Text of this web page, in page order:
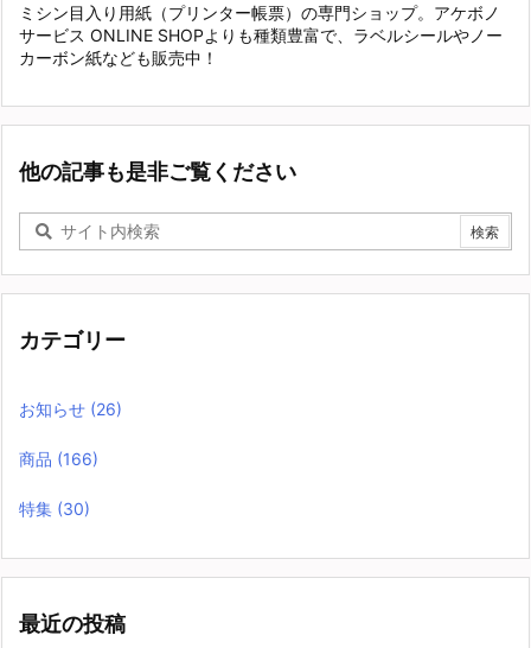
ミシン目入り用紙（プリンター帳票）の専門ショップ。アケボノ
サービス ONLINE SHOPよりも種類豊富で、ラベルシールやノー
カーボン紙なども販売中！
他の記事も是非ご覧ください
カテゴリー
お知らせ (26)
商品 (166)
特集 (30)
最近の投稿